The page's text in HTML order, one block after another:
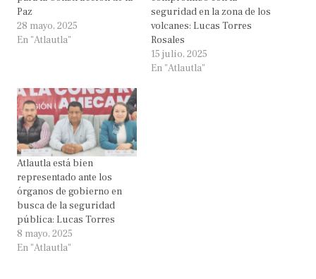
Paz
28 mayo, 2025
En "Atlautla"
seguridad en la zona de los
volcanes: Lucas Torres
Rosales
15 julio, 2025
En "Atlautla"
Atlautla está bien
representado ante los
órganos de gobierno en
busca de la seguridad
pública: Lucas Torres
8 mayo, 2025
En "Atlautla"